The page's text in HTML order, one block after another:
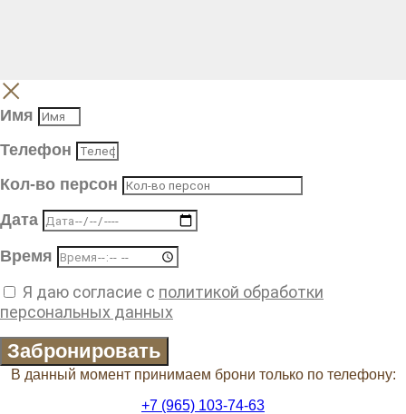
Имя
Телефон
Кол-во персон
Дата
Время
Я даю согласие с политикой обработки
персональных данных
Забронировать
В данный момент принимаем брони только по телефону:
+7 (965) 103-74-63